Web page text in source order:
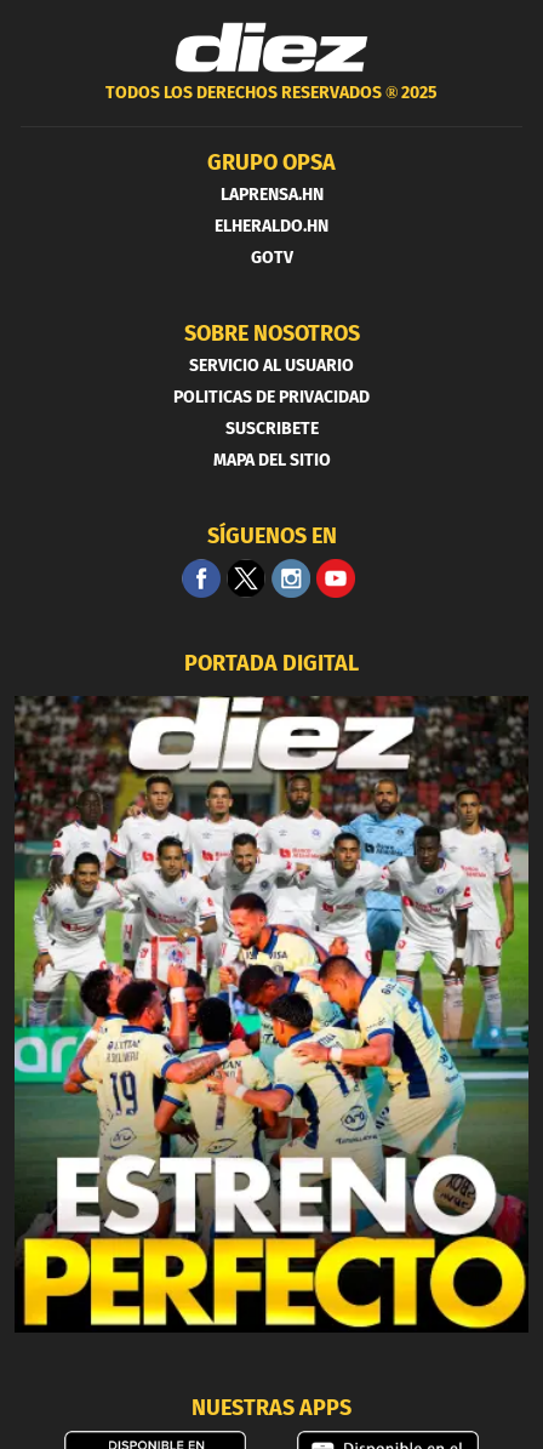
TODOS LOS DERECHOS RESERVADOS ®2025
GRUPO OPSA
LAPRENSA.HN
ELHERALDO.HN
GOTV
SOBRE NOSOTROS
SERVICIO AL USUARIO
POLITICAS DE PRIVACIDAD
SUSCRIBETE
MAPA DEL SITIO
SÍGUENOS EN
PORTADA DIGITAL
NUESTRAS APPS